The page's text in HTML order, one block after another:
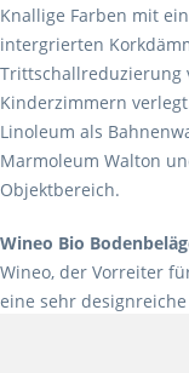
Knallige Farben mit
intergrierten
Trittschallreduzierung
Kinderzimmern
Linoleum als
Marmoleum Walton
Objektbereich.
Wineo Bio
Wineo, der Vorreiter
eine sehr
Weichmacher und
Verlegearten ist er